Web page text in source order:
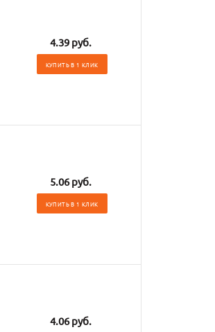
4.39 руб.
КУПИТЬ В 1 КЛИК
5.06 руб.
КУПИТЬ В 1 КЛИК
4.06 руб.